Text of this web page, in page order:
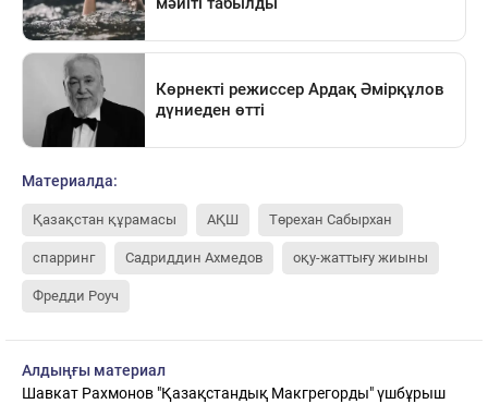
Материалда:
Қазақстан құрамасы АҚШ Төрехан Сабырхан
спарринг Садриддин Ахмедов оқу-жаттығу жиыны
Фредди Роуч
Алдыңғы материал
Шавкат Рахмонов "Қазақстандық Макгрегорды" үшбұрыш